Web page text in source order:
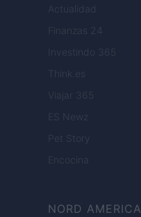
Actualidad
Finanzas 24
Investindo 365
Think.es
Viajar 365
ES Newz
Pet Story
Encocina
NORD AMERICA